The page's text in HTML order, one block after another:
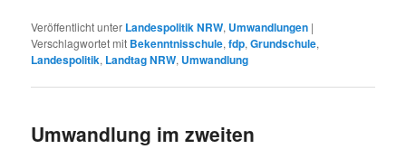
Veröffentlicht unter Landespolitik NRW, Umwandlungen |
Verschlagwortet mit Bekenntnisschule,fdp,Grundschule,
Landespolitik, Landtag NRW, Umwandlung
Umwandlung im zweiten